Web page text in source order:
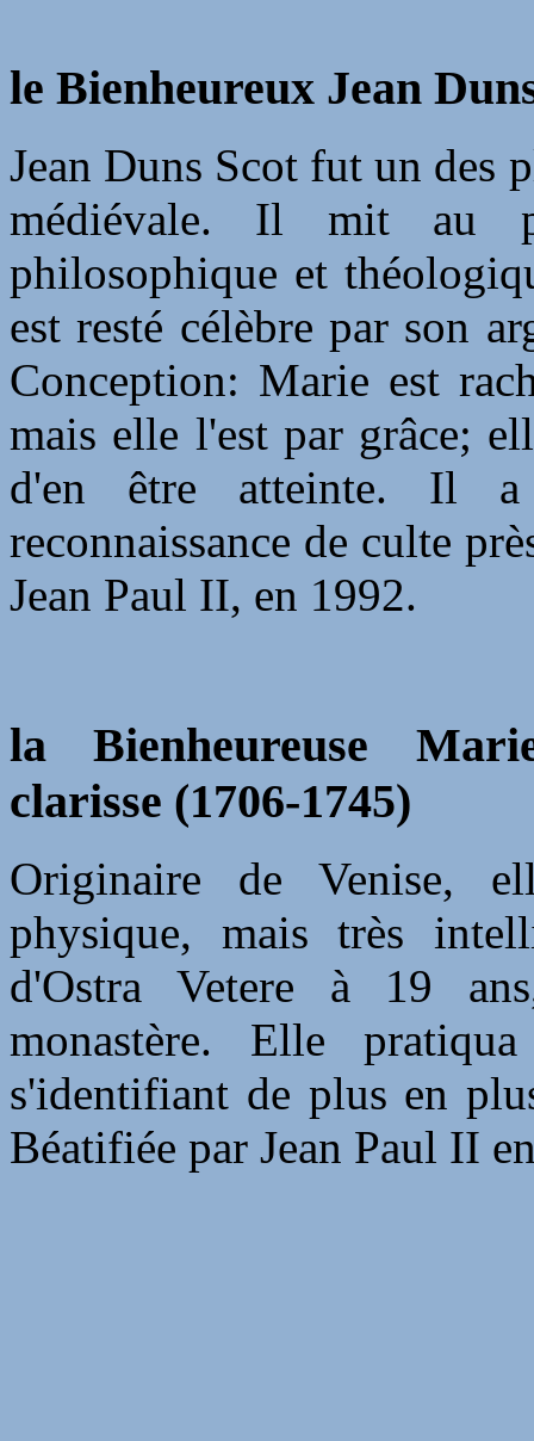
le Bienheureux Jean
Jean Duns Scot fut un des
médiévale. Il mit au
philosophique et
est resté célèbre par son
Conception: Marie est
mais elle l'est par grâce;
d'en être atteinte. Il
reconnaissance de culte
Jean Paul II, en 1992.
la Bienheureuse
clarisse (1706-1745)
Originaire de Venise,
physique, mais très
d'Ostra Vetere à 19
monastère. Elle
s'identifiant de plus en
Béatifiée par Jean Paul II